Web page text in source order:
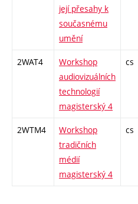
její přesahy k
současnému
umění
2WAT4
Workshop
audiovizuálních
technologií
magisterský 4
cs
2WTM4
Workshop
tradičních
médií
magisterský 4
cs